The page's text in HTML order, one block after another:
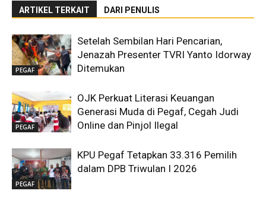
ARTIKEL TERKAIT DARI PENULIS
PEGAF
Setelah Sembilan Hari Pencarian,
Jenazah Presenter TVRI Yanto Idorway
Ditemukan
PEGAF
OJK Perkuat Literasi Keuangan
Generasi Muda di Pegaf, Cegah Judi
Online dan Pinjol Ilegal
PEGAF
KPU Pegaf Tetapkan 33.316 Pemilih
dalam DPB Triwulan I 2026